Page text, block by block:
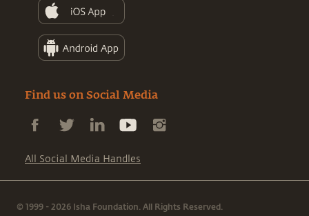
Find us on Social Media
All Social Media Handles
© 1999 - 2026 Isha Foundation. All Rights Reserved.